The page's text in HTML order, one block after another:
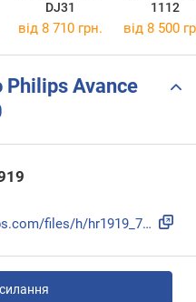
DJ31
1112
від 8 710 грн. від 8 500
Philips Avance
https://www.download.p4c.philips.com/files/h/hr1919_70/hr19...